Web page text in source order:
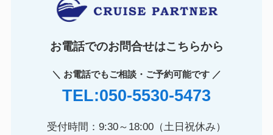
お電話でのお問合せはこちらから
＼ お電話でもご相談・ご予約可能です ／
TEL:050-5530-5473
受付時間：9:30～18:00（土日祝休み）